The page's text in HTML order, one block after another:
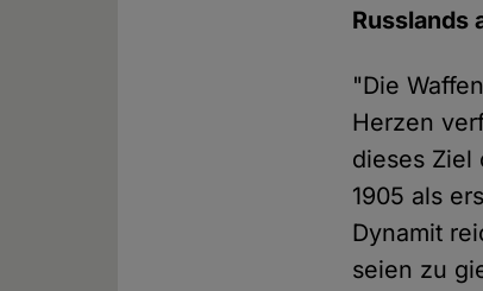
Russlands
"Die
Herzen
dieses Ziel
1905 als
Dynamit
seien zu